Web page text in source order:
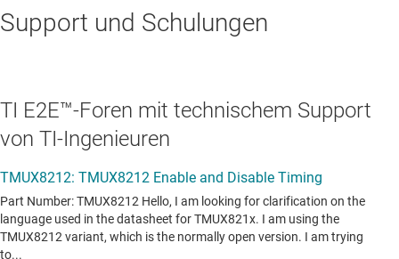
Support und Schulungen
TI E2E™-Foren mit technischem Support
von TI-Ingenieuren